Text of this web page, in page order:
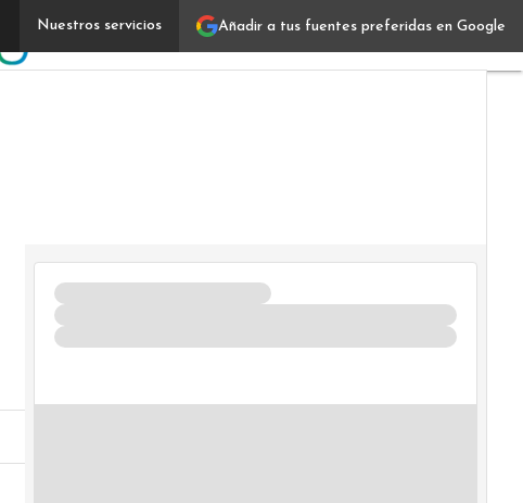
Añadir a tus fuentes preferidas en Google
Nuestros servicios
SEO: qué es, para qué sirve y cómo implementarlo
IT